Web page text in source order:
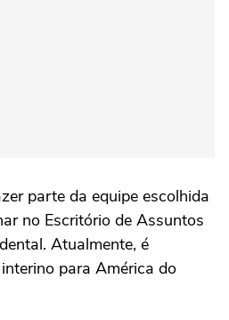
parte da equipe escolhida
no Escritório de Assuntos
Atualmente, é
para América do